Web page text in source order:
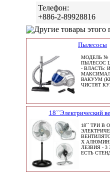
Телефон:
+886-2-89928816
Другие товары этого
Пылесосы
МОДЕЛЬ №
ПЫЛЕСОС
- ВЛАСТЬ:
ВАКУУМ
ЧИСТЯТ
18``Электрический
18`` ТРИ В
X
ЛЕЗВИЯ - 3
ЕСТЬ